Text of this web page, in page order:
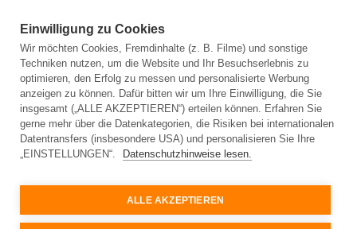
Adresseingabe
Adresseingabe
Glasfaser an Ihrem Standort verfügbar ist.
Einwilligung zu Cookies
Wir möchten Cookies, Fremdinhalte (z. B. Filme) und sonstige
Techniken nutzen, um die Website und Ihr Besuchserlebnis zu
optimieren, den Erfolg zu messen und personalisierte Werbung
anzeigen zu können. Dafür bitten wir um Ihre Einwilligung, die Sie
insgesamt („ALLE AKZEPTIEREN“) erteilen können. Erfahren Sie
gerne mehr über die Datenkategorien, die Risiken bei internationalen
Datentransfers (insbesondere USA) und personalisieren Sie Ihre
„EINSTELLUNGEN“.
Datenschutzhinweise lesen.
ALLE AKZEPTIEREN